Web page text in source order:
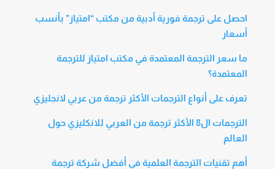
احصل على ترجمة فورية أدبية من مكتب “امتياز” بأنسب
أسعار
ما سعر الترجمة المعتمدة في مكتب امتياز للترجمة
المعتمدة؟
تعرف على أنواع الترجمات الأكثر ترجمة من عربي لانجليزي
الترجمات ال8 الأكثر ترجمة من العربي للانكليزي حول
العالم
أهم تقنيات الترجمة العلمية في أفضل شركة ترجمة